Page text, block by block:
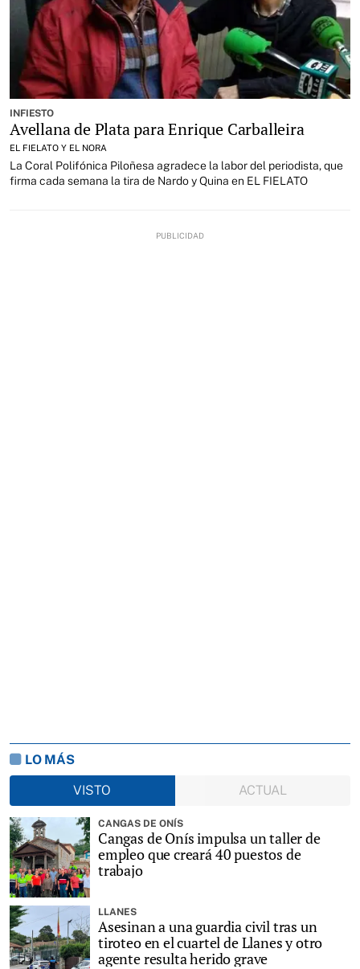
INFIESTO
Avellana de Plata para Enrique Carballeira
EL FIELATO Y EL NORA
La Coral Polifónica Piloñesa agradece la labor del periodista, que
firma cada semana la tira de Nardo y Quina en EL FIELATO
LO MÁS
VISTO
ACTUAL
CANGAS DE ONÍS
Cangas de Onís impulsa un taller de
empleo que creará 40 puestos de
trabajo
LLANES
Asesinan a una guardia civil tras un
tiroteo en el cuartel de Llanes y otro
agente resulta herido grave